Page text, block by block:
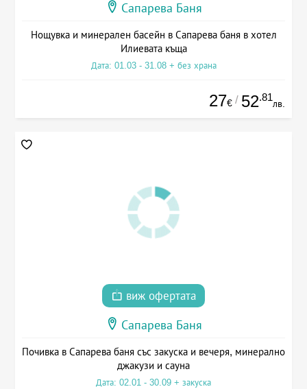
Сапарева Баня
Нощувка и минерален басейн в Сапарева баня в хотел
Илиевата къща
Дата: 01.03 - 31.08 + без храна
27€ / 52.81
лв.
виж офертата
Сапарева Баня
Почивка в Сапарева баня със закуска и вечеря, минерално
джакузи и сауна
Дата: 02.01 - 30.09 + закуска